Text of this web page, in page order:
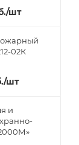
/шт
02К
/шт
и